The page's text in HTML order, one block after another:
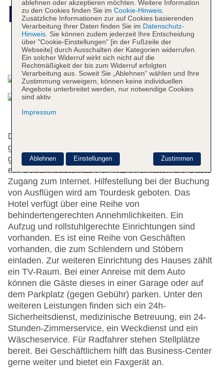
East Perth
Das bietet Ihre Unterkunft
Das freundliche Personal an der Rezeption ist
gerne bei allen Fragen behilflich. Zur Einrichtung
gehören eine Gepäckaufbewahrung, ein Safe und
ein Getränkeautomat. Per WLAN erhalten die Gäste
Zugang zum Internet. Hilfestellung bei der Buchung
von Ausflügen wird am Tourdesk geboten. Das
Hotel verfügt über eine Reihe von
behindertengerechten Annehmlichkeiten. Ein
Aufzug und rollstuhlgerechte Einrichtungen sind
vorhanden. Es ist eine Reihe von Geschäften
vorhanden, die zum Schlendern und Stöbern
einladen. Zur weiteren Einrichtung des Hauses zählt
ein TV-Raum. Bei einer Anreise mit dem Auto
können die Gäste dieses in einer Garage oder auf
dem Parkplatz (gegen Gebühr) parken. Unter den
weiteren Leistungen finden sich ein 24h-
Sicherheitsdienst, medizinische Betreuung, ein 24-
Stunden-Zimmerservice, ein Weckdienst und ein
Wäscheservice. Für Radfahrer stehen Stellplätze
bereit. Bei Geschäftlichem hilft das Business-Center
gerne weiter und bietet ein Faxgerät an.
ablehnen oder akzeptieren möchten. Weitere Information
zu den Cookies finden Sie im Cookie-Hinweis.
Zusätzliche Informationen zur auf Cookies basierenden
Verarbeitung Ihrer Daten finden Sie im Datenschutz-
Hinweis. Sie können zudem jederzeit Ihre Entscheidung
über "Cookie-Einstellungen" [in der Fußzeile der
Webseite] durch Ausschalten der Kategorien widerrufen.
Ein solcher Widerruf wirkt sich nicht auf die
Rechtmäßigkeit der bis zum Widerruf erfolgten
Verarbeitung aus. Soweit Sie „Ablehnen“ wählen und Ihre
Zustimmung verweigern, können keine individuellen
Angebote unterbreitet werden, nur notwendige Cookies
sind aktiv.
Impressum
Zustimmen
Ablehnen Einstellungen